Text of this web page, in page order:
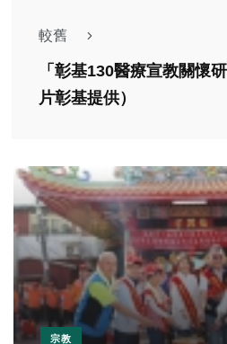
較舊
「彰基130醫療宣教關懷
片彰基提供）
宗教